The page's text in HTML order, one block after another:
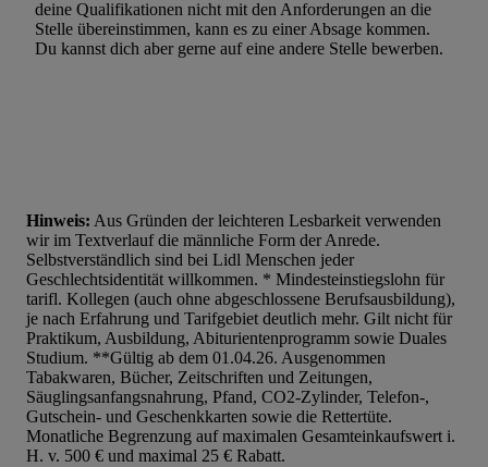
deine Qualifikationen nicht mit den Anforderungen an die
Stelle übereinstimmen, kann es zu einer Absage kommen.
Du kannst dich aber gerne auf eine andere Stelle bewerben.
Hinweis: Aus Gründen der leichteren Lesbarkeit verwenden
wir im Textverlauf die männliche Form der Anrede.
Selbstverständlich sind bei Lidl Menschen jeder
Geschlechtsidentität willkommen. * Mindesteinstiegslohn für
tarifl. Kollegen (auch ohne abgeschlossene Berufsausbildung),
je nach Erfahrung und Tarifgebiet deutlich mehr. Gilt nicht für
Praktikum, Ausbildung, Abiturientenprogramm sowie Duales
Studium. **Gültig ab dem 01.04.26. Ausgenommen
Tabakwaren, Bücher, Zeitschriften und Zeitungen,
Säuglingsanfangsnahrung, Pfand, CO2-Zylinder, Telefon-,
Gutschein- und Geschenkkarten sowie die Rettertüte.
Monatliche Begrenzung auf maximalen Gesamteinkaufswert i.
H. v. 500 € und maximal 25 € Rabatt.
Entwicklung und Verbesserung der Angebote. Analyse von
Statistiken oder Kombinationen von Daten aus verschiedenen